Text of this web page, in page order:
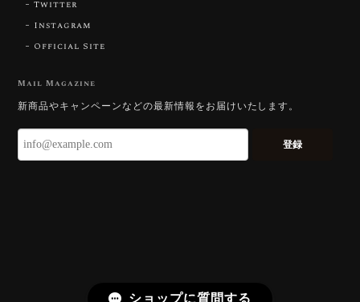
「ウルウルとギラギラを一度に」——まさ
で、そう感じていただけたことがなにより
です。Star Rose Cut™ は中心から外へ広
がる構成で、スフェーン特有の強い分散を
やわらかく受け止めるようにしています。
Twitter
Instagram
Official Site
Mail Magazine
新商品やキャンペーンなどの最新情報をお届けいたします。
登録
ショップに質問する